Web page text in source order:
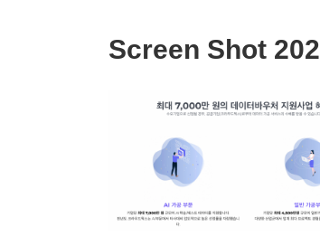
Screen Shot